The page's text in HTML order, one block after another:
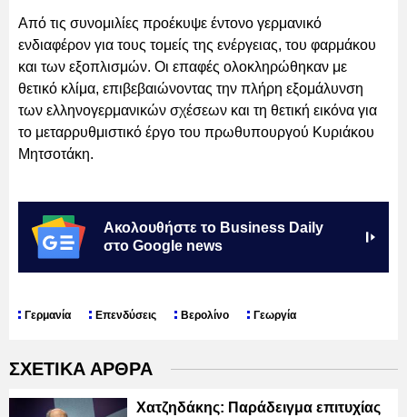
Από τις συνομιλίες προέκυψε έντονο γερμανικό
ενδιαφέρον για τους τομείς της ενέργειας, του φαρμάκου
και των εξοπλισμών. Οι επαφές ολοκληρώθηκαν με
θετικό κλίμα, επιβεβαιώνοντας την πλήρη εξομάλυνση
των ελληνογερμανικών σχέσεων και τη θετική εικόνα για
το μεταρρυθμιστικό έργο του πρωθυπουργού Κυριάκου
Μητσοτάκη.
Ακολουθήστε το Business Daily
στο Google news
Γερμανία Επενδύσεις Βερολίνο Γεωργία
ΣΧΕΤΙΚΑ ΑΡΘΡΑ
Χατζηδάκης: Παράδειγμα επιτυχίας